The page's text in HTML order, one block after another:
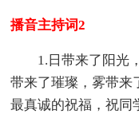
播音主持词2
1.日带来了阳光
带来了璀璨，雾带来
最真诚的祝福，祝同